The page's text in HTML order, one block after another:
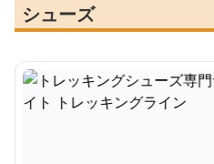
シューズ